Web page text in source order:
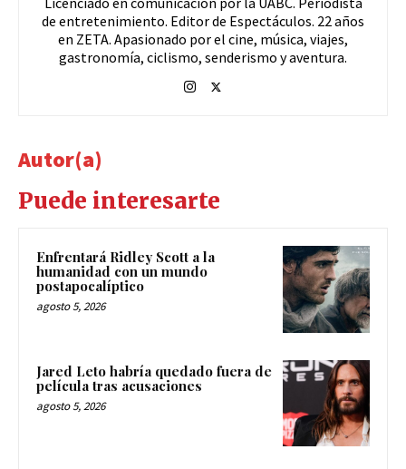
de entretenimiento. Editor de Espectáculos. 22 años
en ZETA. Apasionado por el cine, música, viajes,
gastronomía, ciclismo, senderismo y aventura.
Autor(a)
Puede interesarte
Enfrentará Ridley Scott a la
humanidad con un mundo
postapocalíptico
agosto 5, 2026
Jared Leto habría quedado fuera de
película tras acusaciones
agosto 5, 2026